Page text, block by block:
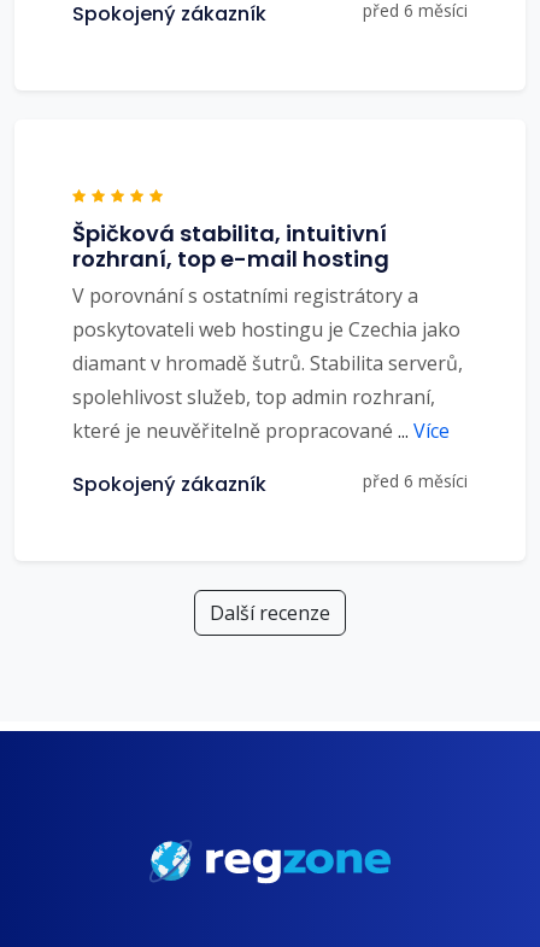
Spokojený zákazník před 6 měsíci
Špičková stabilita, intuitivní
rozhraní, top e-mail hosting
V porovnání s ostatními registrátory a
poskytovateli web hostingu je Czechia jako
diamant v hromadě šutrů. Stabilita serverů,
spolehlivost služeb, top admin rozhraní,
které je neuvěřitelně propracované ... Více
Spokojený zákazník před 6 měsíci
Další recenze